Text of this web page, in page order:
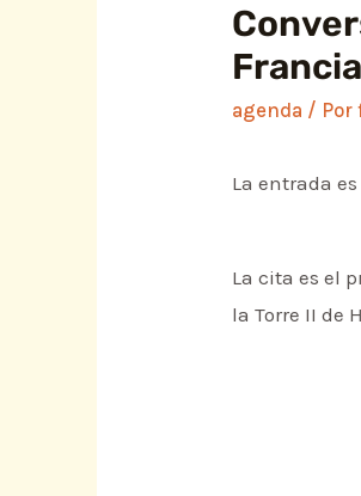
agenda / Por
La entrada
La cita es el
la Torre II de